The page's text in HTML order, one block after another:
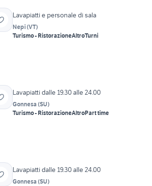
Lavapiatti e personale di sala
Nepi(VT)
Turismo - RistorazioneAltroTurni
Lavapiatti dalle 19.30 alle 24.00
Gonnesa (SU)
Turismo - RistorazioneAltroPart time
Lavapiatti dalle 19.30 alle 24.00
Gonnesa (SU)